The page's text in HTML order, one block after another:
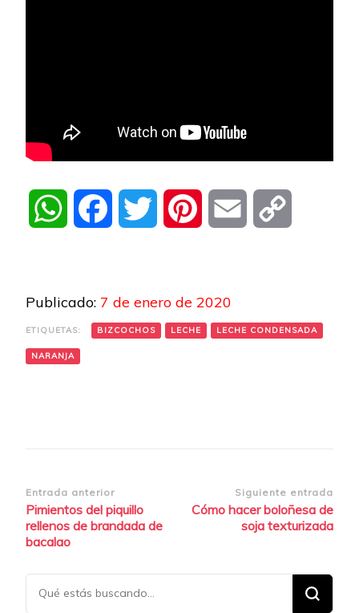
WhatsAppFacebook Twitter Pinterest Email
Publicado: 7 de enero de 2020
ETIQUETAS: BIZCOCHOS LECHE LECHE CONDENSADA
NARANJA
Navegación
de
entradas
Entrada anterior
Pimientos del piquillo
rellenos de brandada de
bacalao
Siguiente entrada
Cómo hacer boloñesa de
soja texturizada
¿Buscas
algo?